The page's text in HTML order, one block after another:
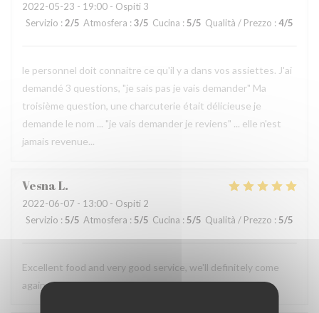
2022-05-23 - 19:00 - Ospiti 3
Servizio : 2/5 Atmosfera : 3/5 Cucina : 5/5 Qualità / Prezzo : 4/5
le personnel doit connaitre ce qu'il y a dans vos assiettes. J'ai
demandé 3 questions, "je sais pas je vais demander" Ma
troisième question, une charcuterie était délicieuse je
demande le nom ... "je vais demander je reviens" ... elle n'est
jamais revenue...
VesnaL
2022-06-07 - 13:00 - Ospiti 2
Servizio : 5/5 Atmosfera : 5/5 Cucina : 5/5 Qualità / Prezzo : 5/5
Excellent food and very good service, we'll definitely come
again.